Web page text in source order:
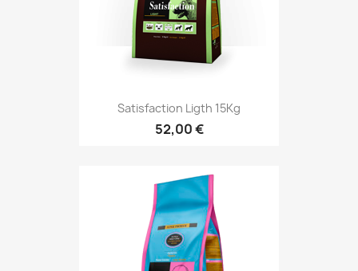
Satisfaction Ligth 15Kg
52,00 €